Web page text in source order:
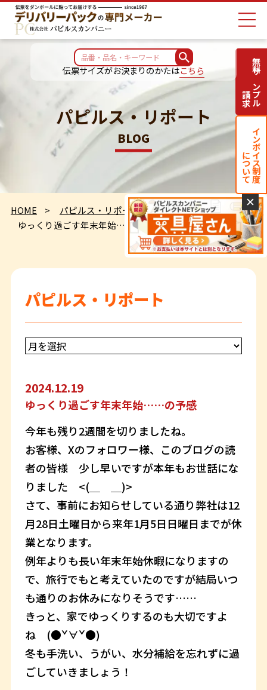
伝票サイズがお決まりのかたはこちら
パピルス・リポート
BLOG
HOME
パピルス・リポート
ゆっくり過ごす年末年始……の予感
パピルス・リポート
2024.12.19
ゆっくり過ごす年末年始……の予感
今年も残り2週間を切りましたね。
お客様、Xのフォロワー様、このブログの読
者の皆様 少し早いですが本年もお世話にな
りました <(＿ ＿)>
さて、事前にお知らせしている通り弊社は12
月28日土曜日から来年1月5日日曜日までが休
業となります。
例年よりも長い年末年始休暇になりますの
で、旅行でもと考えていたのですが結局いつ
も通りのお休みになりそうです……
きっと、家でゆっくりするのも大切ですよ
ね (●ˇ∀ˇ●)
冬も手洗い、うがい、水分補給を忘れずに過
ごしていきましょう！
無料サンプル
請求
インボイス制度
について
✕